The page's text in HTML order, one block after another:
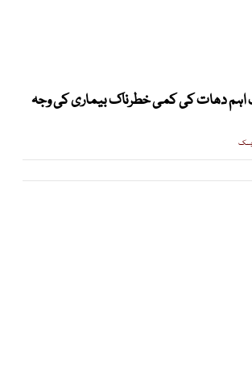
اہم دھات کی کمی خطرناک بیماری کی وجہ